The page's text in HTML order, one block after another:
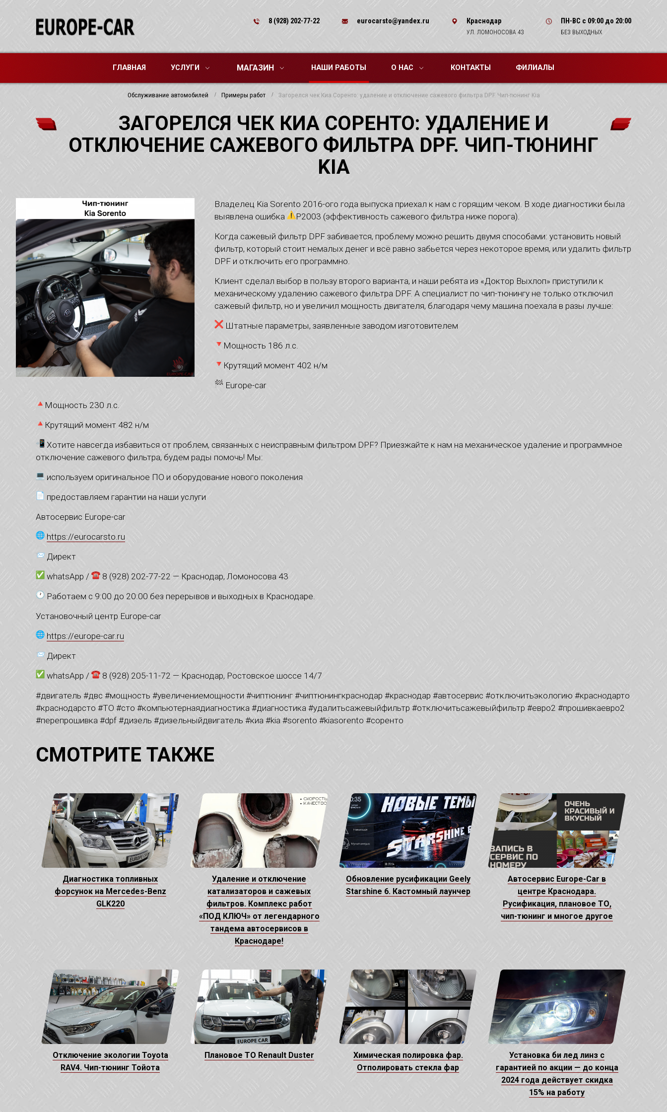
8 (928) 202-77-22 eurocarsto@yandex.ru Краснодар
УЛ. ЛОМОНОСОВА 43
ПН-ВС с 09:00 до 20:00
БЕЗ ВЫХОДНЫХ
ГЛАВНАЯ УСЛУГИ МАГАЗИН НАШИ РАБОТЫ О НАС КОНТАКТЫ ФИЛИАЛЫ
Обслуживание автомобилей Примеры работ Загорелся чек Киа Соренто: удаление и отключение сажевого фильтра DPF. Чип-тюнинг Kia
ЗАГОРЕЛСЯ ЧЕК КИА СОРЕНТО: УДАЛЕНИЕ И
ОТКЛЮЧЕНИЕ САЖЕВОГО ФИЛЬТРА DPF. ЧИП-ТЮНИНГ
KIA
Владелец Kia Sorento 2016-ого года выпуска приехал к нам с горящим чеком. В ходе диагностики была
выявлена ошибка
P2003 (эффективность сажевого фильтра ниже порога).
Когда сажевый фильтр DPF забивается, проблему можно решить двумя способами: установить новый
фильтр, который стоит немалых денег и всё равно забьется через некоторое время, или удалить фильтр
DPF и отключить его программно.
Клиент сделал выбор в пользу второго варианта, и наши ребята из «Доктор Выхлоп» приступили к
механическому удалению сажевого фильтра DPF. А специалист по чип-тюнингу не только отключил
сажевый фильтр, но и увеличил мощность двигателя, благодаря чему машина поехала в разы лучше:
Штатные параметры, заявленные заводом изготовителем
Мощность 186 л.с.
Крутящий момент 402 н/м
Europe-car
Мощность 230 л.с.
Крутящий момент 482 н/м
Хотите навсегда избавиться от проблем, связанных с неисправным фильтром DPF? Приезжайте к нам на механическое удаление и программное
отключение сажевого фильтра, будем рады помочь! Мы:
используем оригинальное ПО и оборудование нового поколения
предоставляем гарантии на наши услуги
Автосервис Europe-car
https://eurocarsto.ru
Директ
whatsApp /
8 (928) 202-77-22 — Краснодар, Ломоносова 43
Работаем с 9:00 до 20:00 без перерывов и выходных в Краснодаре.
Установочный центр Europe-car
https://europe-car.ru
Директ
whatsApp /
8 (928) 205-11-72 — Краснодар, Ростовское шоссе 14/7
#двигатель #двс #мощность #увеличениемощности #чиптюнинг #чиптюнингкраснодар #краснодар #автосервис #отключитьэкологию #краснодарто
#краснодарсто #ТО #сто #компьютернаядиагностика #диагностика #удалитьсажевыйфильтр #отключитьсажевыйфильтр #евро2 #прошивкаевро2
#перепрошивка #dpf #дизель #дизельныйдвигатель #киа #kia #sorento #kiasorento #соренто
СМОТРИТЕ ТАКЖЕ
Диагностика топливных
форсунок на Mercedes-Benz
GLK220
Удаление и отключение
катализаторов и сажевых
фильтров. Комплекс работ
«ПОД КЛЮЧ» от легендарного
тандема автосервисов в
Краснодаре!
Обновление русификации Geely
Starshine 6. Кастомный лаунчер
Автосервис Europe-Car в
центре Краснодара.
Русификация, плановое ТО,
чип-тюнинг и многое другое
Отключение экологии Toyota
RAV4. Чип-тюнинг Тойота
Плановое ТО Renault Duster
Химическая полировка фар.
Отполировать стекла фар
Установка би лед линз с
гарантией по акции — до конца
2024 года действует скидка
15% на работу